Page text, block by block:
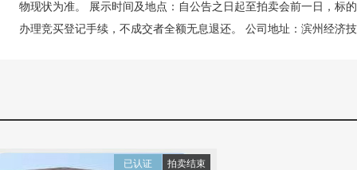
物现状为准。 展示时间及地点：自公告之日起至拍卖会前一日，标
办理竞买登记手续，不成交者全额无息退还。 公司地址：滨州
拍卖结束
已认证